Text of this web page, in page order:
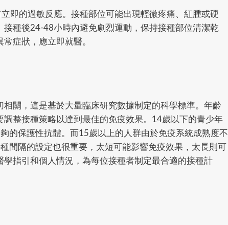
即的過敏反應。接種部位可能出現輕微疼痛、紅腫或硬
種後24-48小時內避免劇烈運動，保持接種部位清潔乾
症狀，應立即就醫。
關，這是基於大量臨床研究數據制定的科學標準。年齡
整接種策略以達到最佳的免疫效果。14歲以下的青少年
的保護性抗體。而15歲以上的人群由於免疫系統成熟度不
間隔的設定也很重要，太短可能影響免疫效果，太長則可
指引和個人情況，為每位接種者制定最合適的接種計